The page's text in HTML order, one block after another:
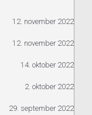
12. november 2022
12. november 2022
14. oktober 2022
2. oktober 2022
29. september 2022